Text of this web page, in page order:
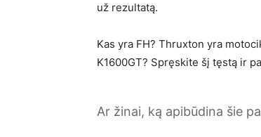
už rezultatą.
Kas yra FH? Thruxton yra
K1600GT? Spręskite šį tęstą ir
Ar žinai, ką apibūdina šie